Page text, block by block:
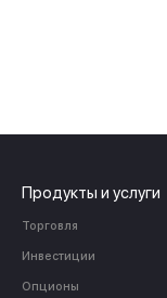
Продукты и услуги
Торговля
Инвестиции
Опционы